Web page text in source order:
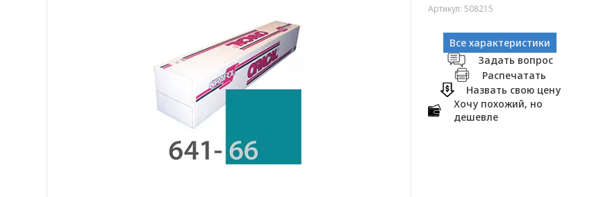
Артикул: 508215
Все характеристики
Задать вопрос
Распечатать
Назвать свою цену
Хочу похожий, но
дешевле